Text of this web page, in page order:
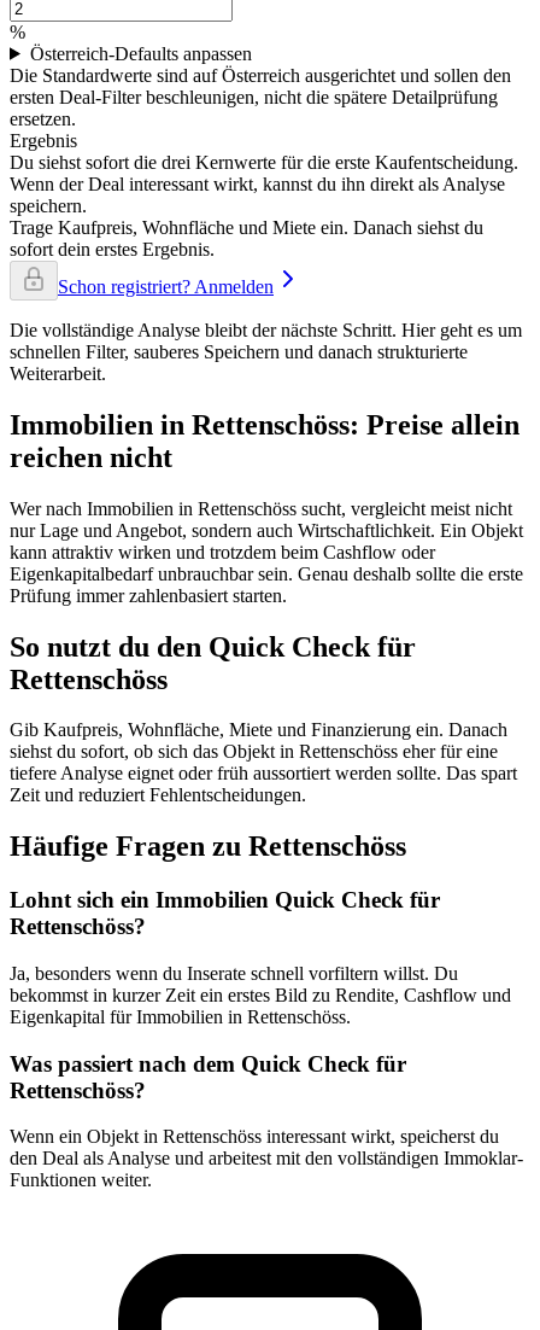
%
Österreich-Defaults anpassen
Die Standardwerte sind auf Österreich ausgerichtet und sollen den
ersten Deal-Filter beschleunigen, nicht die spätere Detailprüfung
ersetzen.
Ergebnis
Du siehst sofort die drei Kernwerte für die erste Kaufentscheidung.
Wenn der Deal interessant wirkt, kannst du ihn direkt als Analyse
speichern.
Trage Kaufpreis, Wohnfläche und Miete ein. Danach siehst du
sofort dein erstes Ergebnis.
Schon registriert? Anmelden
Die vollständige Analyse bleibt der nächste Schritt. Hier geht es um
schnellen Filter, sauberes Speichern und danach strukturierte
Weiterarbeit.
Immobilien in Rettenschöss: Preise allein
reichen nicht
Wer nach Immobilien in Rettenschöss sucht, vergleicht meist nicht
nur Lage und Angebot, sondern auch Wirtschaftlichkeit. Ein Objekt
kann attraktiv wirken und trotzdem beim Cashflow oder
Eigenkapitalbedarf unbrauchbar sein. Genau deshalb sollte die erste
Prüfung immer zahlenbasiert starten.
So nutzt du den Quick Check für
Rettenschöss
Gib Kaufpreis, Wohnfläche, Miete und Finanzierung ein. Danach
siehst du sofort, ob sich das Objekt in Rettenschöss eher für eine
tiefere Analyse eignet oder früh aussortiert werden sollte. Das spart
Zeit und reduziert Fehlentscheidungen.
Häufige Fragen zu Rettenschöss
Lohnt sich ein Immobilien Quick Check für
Rettenschöss?
Ja, besonders wenn du Inserate schnell vorfiltern willst. Du
bekommst in kurzer Zeit ein erstes Bild zu Rendite, Cashflow und
Eigenkapital für Immobilien in Rettenschöss.
Was passiert nach dem Quick Check für
Rettenschöss?
Wenn ein Objekt in Rettenschöss interessant wirkt, speicherst du
den Deal als Analyse und arbeitest mit den vollständigen Immoklar-
Funktionen weiter.